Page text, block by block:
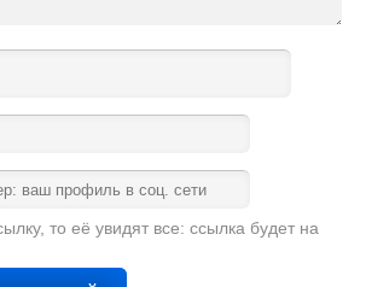
то её увидят все: ссылка будет на